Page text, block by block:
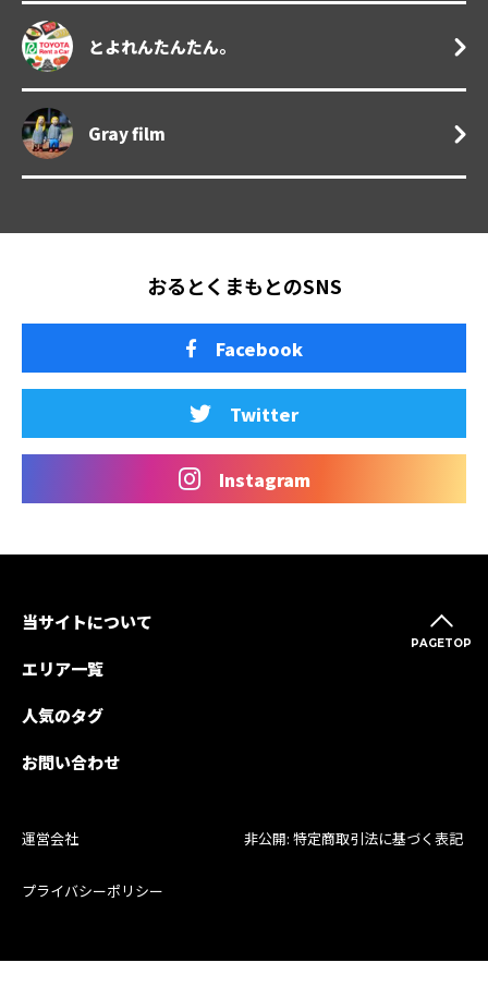
とよれんたんたん。
Gray film
おるとくまもとのSNS
Facebook
Twitter
Instagram
PAGETOP
当サイトについて
エリア一覧
人気のタグ
お問い合わせ
運営会社 非公開: 特定商取引法に基づく表記
プライバシーポリシー